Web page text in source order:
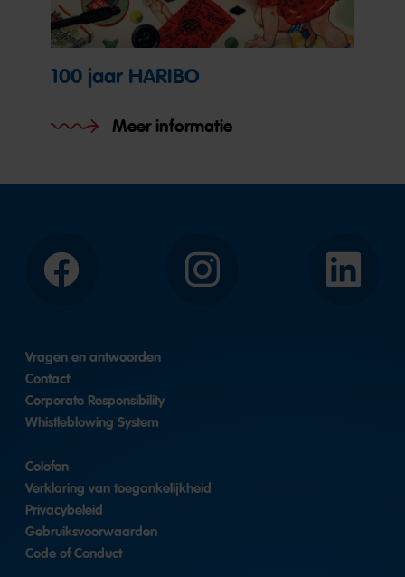
100 jaar HARIBO
Meer informatie
Facebook Instagram LinkedIn
Vragen en antwoorden
Contact
Corporate Responsibility
Whistleblowing System
Colofon
Verklaring van toegankelijkheid
Privacybeleid
Gebruiksvoorwaarden
Code of Conduct